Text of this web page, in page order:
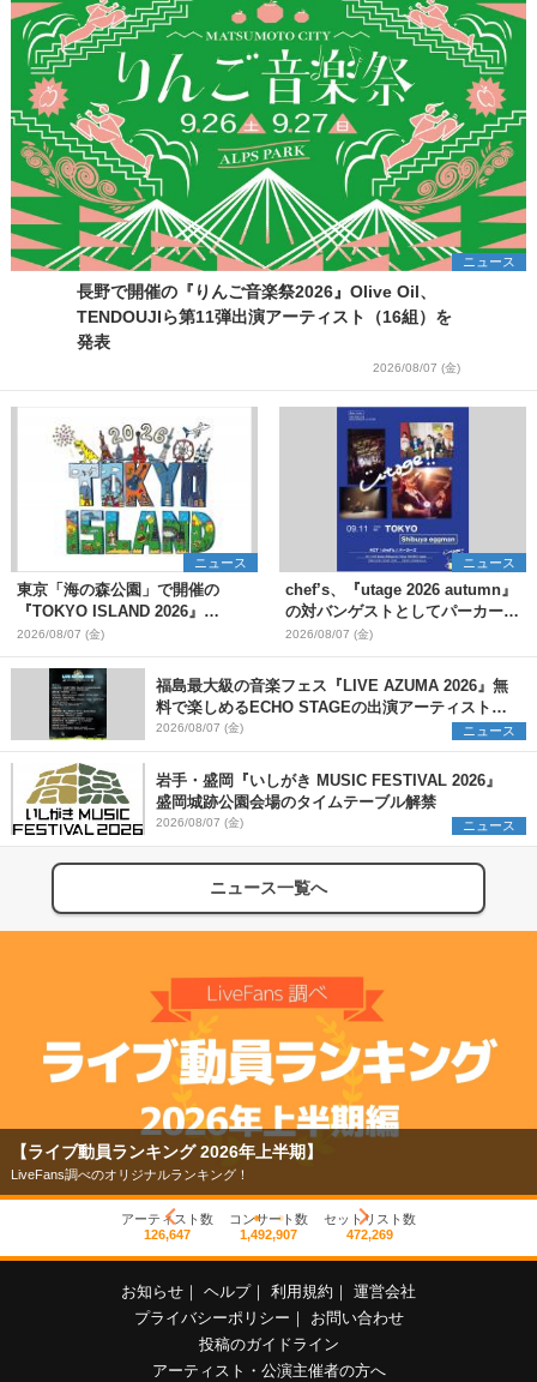
ニュース
長野で開催の『りんご音楽祭2026』Olive Oil、
TENDOUJIら第11弾出演アーティスト（16組）を
発表
2026/08/07 (金)
ニュース
東京「海の森公園」で開催の
『TOKYO ISLAND 2026』
BIGMAMA、flumpoolら第3弾出
演者7組を発表 ワークショッ
プ・アート出展者を募集
2026/08/07 (金)
ニュース
chef’s、『utage 2026 autumn』
の対バンゲストとしてパーカーズ
を発表
2026/08/07 (金)
福島最大級の音楽フェス『LIVE AZUMA 2026』無
料で楽しめるECHO STAGEの出演アーティストを
発表
2026/08/07 (金) ニュース
岩手・盛岡『いしがき MUSIC FESTIVAL 2026』
盛岡城跡公園会場のタイムテーブル解禁
2026/08/07 (金) ニュース
ニュース一覧へ
【ライブ動員ランキング 2026年上半期】
LiveFans調べのオリジナルランキング！
アーティスト数
126,647
コンサート数
1,492,907
セットリスト数
472,269
お知らせ ｜ ヘルプ｜ 利用規約 ｜ 運営会社
プライバシーポリシー ｜
お問い合わせ
投稿のガイドライン
アーティスト・公演主催者の方へ